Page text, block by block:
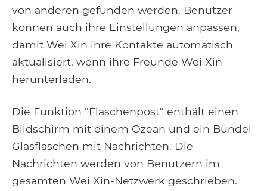
von anderen gefunden werden. Benutzer
können auch ihre Einstellungen anpassen,
damit Wei Xin ihre Kontakte automatisch
aktualisiert, wenn ihre Freunde Wei Xin
herunterladen.
Die Funktion "Flaschenpost" enthält einen
Bildschirm mit einem Ozean und ein Bündel
Glasflaschen mit Nachrichten. Die
Nachrichten werden von Benutzern im
gesamten Wei Xin-Netzwerk geschrieben.